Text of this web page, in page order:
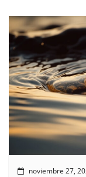
noviembre 27,